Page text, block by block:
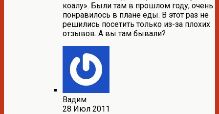
коалу». Были там в прошлом году, очень
понравилось в плане еды. В этот раз не
решились посетить только из-за плохих
отзывов. А вы там бывали?
Вадим
28 Июл 2011